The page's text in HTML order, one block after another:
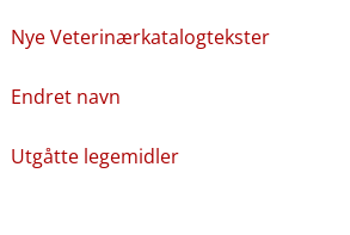
Nye Veterinærkatalogtekster
Endret navn
Utgåtte legemidler